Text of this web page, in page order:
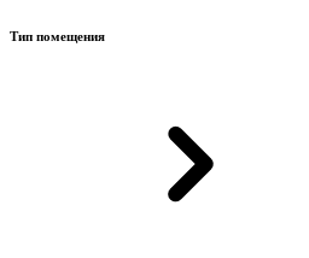
Тип помещения